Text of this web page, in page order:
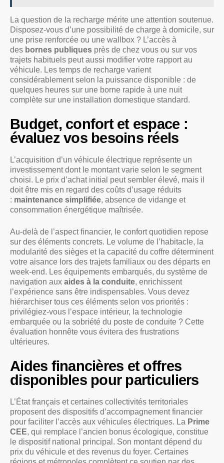
La question de la recharge mérite une attention soutenue.
Disposez-vous d’une possibilité de charge à domicile, sur
une prise renforcée ou une wallbox ? L’accès à
des bornes publiques près de chez vous ou sur vos
trajets habituels peut aussi modifier votre rapport au
véhicule. Les temps de recharge varient
considérablement selon la puissance disponible : de
quelques heures sur une borne rapide à une nuit
complète sur une installation domestique standard.
Budget, confort et espace :
évaluez vos besoins réels
L’acquisition d’un véhicule électrique représente un
investissement dont le montant varie selon le segment
choisi. Le prix d’achat initial peut sembler élevé, mais il
doit être mis en regard des coûts d’usage réduits
: maintenance simplifiée, absence de vidange et
consommation énergétique maîtrisée.
Au-delà de l’aspect financier, le confort quotidien repose
sur des éléments concrets. Le volume de l’habitacle, la
modularité des sièges et la capacité du coffre déterminent
votre aisance lors des trajets familiaux ou des départs en
week-end. Les équipements embarqués, du système de
navigation aux aides à la conduite, enrichissent
l’expérience sans être indispensables. Vous devez
hiérarchiser tous ces éléments selon vos priorités :
privilégiez-vous l’espace intérieur, la technologie
embarquée ou la sobriété du poste de conduite ? Cette
évaluation honnête vous évitera des frustrations
ultérieures.
Aides financières et offres
disponibles pour particuliers
L’État français et certaines collectivités territoriales
proposent des dispositifs d’accompagnement financier
pour faciliter l’accès aux véhicules électriques. La Prime
CEE, qui remplace l’ancien bonus écologique, constitue
le dispositif national principal. Son montant dépend du
prix du véhicule et des revenus du foyer. Certaines